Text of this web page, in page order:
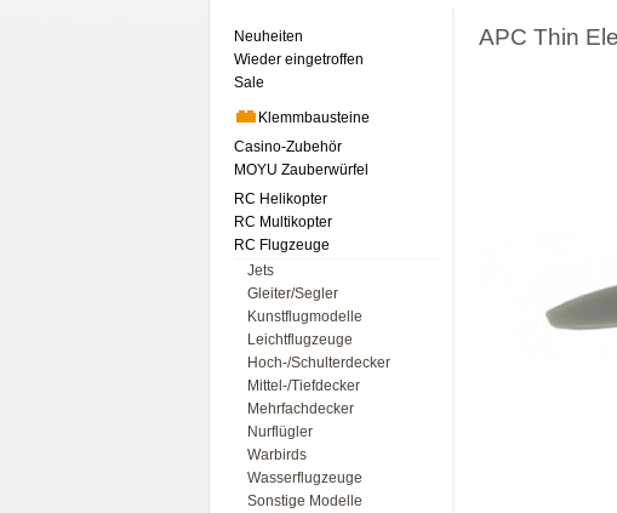
Neuheiten
Wieder eingetroffen
Sale
Klemmbausteine
Casino-Zubehör
MOYU Zauberwürfel
RC Helikopter
RC Multikopter
RC Flugzeuge
Jets
Gleiter/Segler
Kunstflugmodelle
Leichtflugzeuge
Hoch-/Schulterdecker
Mittel-/Tiefdecker
Mehrfachdecker
Nurflügler
Warbirds
Wasserflugzeuge
Sonstige Modelle
APC Thin